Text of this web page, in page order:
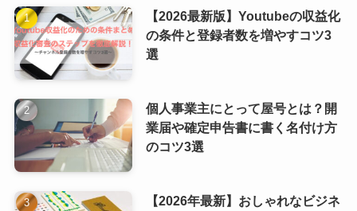
【2026最新版】Youtubeの収益化
の条件と登録者数を増やすコツ3
選
個人事業主にとって屋号とは？開
業届や確定申告書に書く名付け方
のコツ3選
【2026年最新】おしゃれなビジネ